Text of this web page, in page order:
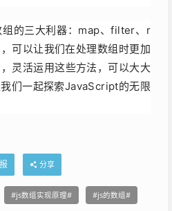
的三大利器：map、filter、r
可以让我们在处理数组时更加
灵活运用这些方法，可以大大
们一起探索JavaScript的无限
分享
js数组实现原理 js的数组